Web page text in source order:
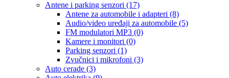
Antene i parking senzori (17)
Antene za automobile i adapteri (8)
Audio/video uređaji za automobile (5)
FM modulatori MP3 (0)
Kamere i monitori (0)
Parking senzori (1)
Zvučnici i mikrofoni (3)
Auto cerade (3)